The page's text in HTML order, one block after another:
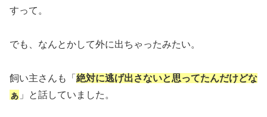
すって。
でも、なんとかして外に出ちゃったみたい。
飼い主さんも「 絶対に逃げ出さないと思ってたんだけどな
ぁ 」と話していました。